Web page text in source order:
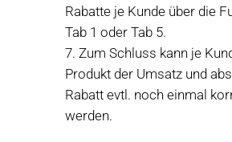
Rabatte je Kunde über die
Tab 1 oder Tab 5.
Zum Schluss kann je
Produkt der Umsatz und
Rabatt evtl. noch einmal
werden.